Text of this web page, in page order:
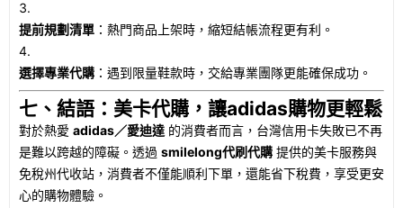
提前規劃清單 ：熱門商品上架時，縮短結帳流程更有利。
選擇專業代購 ：遇到限量鞋款時，交給專業團隊更能確保成功。
七、結語：美卡代購，讓adidas購物更輕鬆
對於熱愛 adidas／愛迪達 的消費者而言，台灣信用卡失敗已不再
是難以跨越的障礙。透過 smilelong代刷代購 提供的美卡服務與
免稅州代收站，消費者不僅能順利下單，還能省下稅費，享受更安
心的購物體驗。